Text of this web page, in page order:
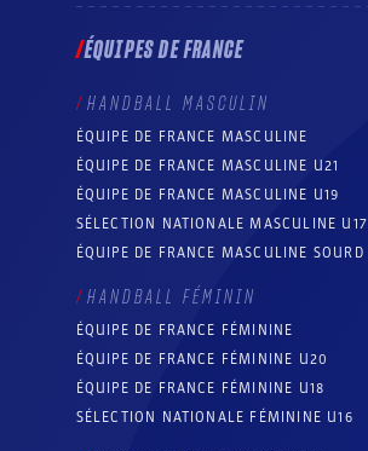
ÉQUIPES DE FRANCE
HANDBALL MASCULIN
ÉQUIPE DE FRANCE MASCULINE
ÉQUIPE DE FRANCE MASCULINE U21
ÉQUIPE DE FRANCE MASCULINE U19
SÉLECTION NATIONALE MASCULINE U17
ÉQUIPE DE FRANCE MASCULINE SOURD
HANDBALL FÉMININ
ÉQUIPE DE FRANCE FÉMININE
ÉQUIPE DE FRANCE FÉMININE U20
ÉQUIPE DE FRANCE FÉMININE U18
SÉLECTION NATIONALE FÉMININE U16